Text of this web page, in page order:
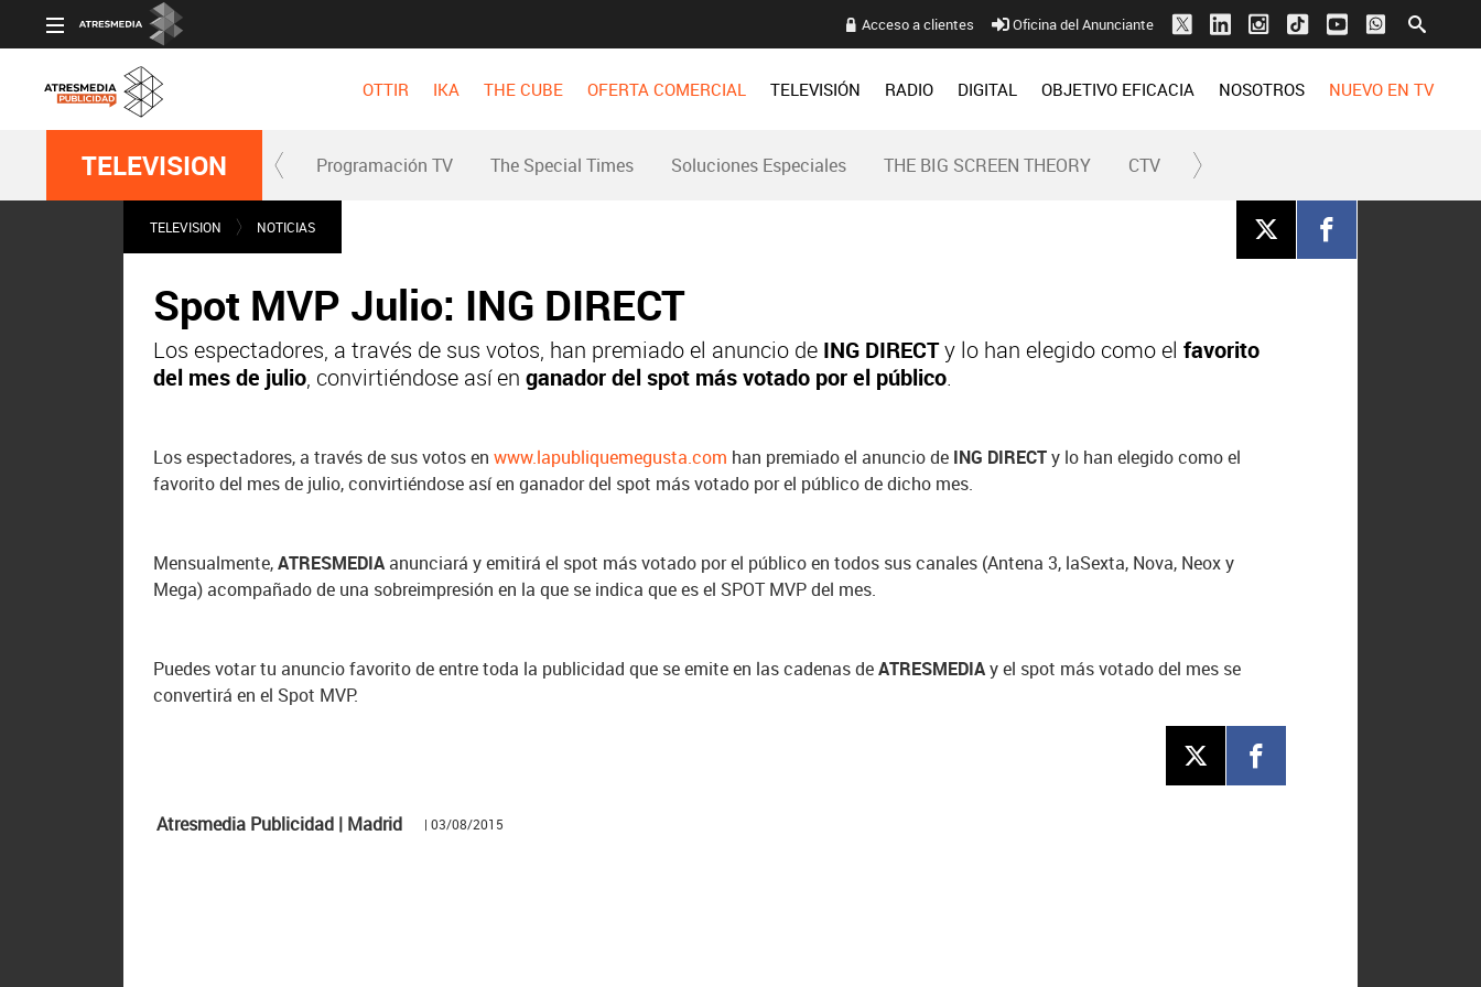
Acceso a clientes Oficina del Anunciante
OTTIR IKA THE CUBE OFERTA COMERCIAL TELEVISIÓN RADIO DIGITAL OBJETIVO EFICACIA NOSOTROS NUEVO EN TV
TELEVISION Programación TV The Special Times Soluciones Especiales THE BIG SCREEN THEORY CTV
TELEVISION NOTICIAS
Spot MVP Julio: ING DIRECT
Los espectadores, a través de sus votos, han premiado el anuncio de ING DIRECTy lo han elegido como el favorito
del mes de julio, convirtiéndose así enganador del spot más votado por el público.
Los espectadores, a través de sus votos enwww.lapubliquemegusta.com han premiado el anuncio de ING DIRECTy lo han elegido como el
favorito del mes de julio, convirtiéndose así en ganador del spot más votado por el público de dicho mes.
Mensualmente,ATRESMEDIAanunciará y emitirá el spot más votado por el público en todos sus canales (Antena 3, laSexta, Nova, Neox y
Mega) acompañado de una sobreimpresión en la que se indica que es el SPOT MVP del mes.
Puedes votar tu anuncio favorito de entre toda la publicidad que se emite en las cadenas deATRESMEDIAy el spot más votado del mes se
convertirá en el Spot MVP.
Atresmedia Publicidad | Madrid | 03/08/2015